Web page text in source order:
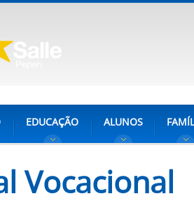
EDUCAÇÃO ALUNOS
Vocacional